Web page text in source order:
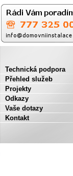
Technická podpora
Přehled služeb
Projekty
Odkazy
Vaše dotazy
Kontakt